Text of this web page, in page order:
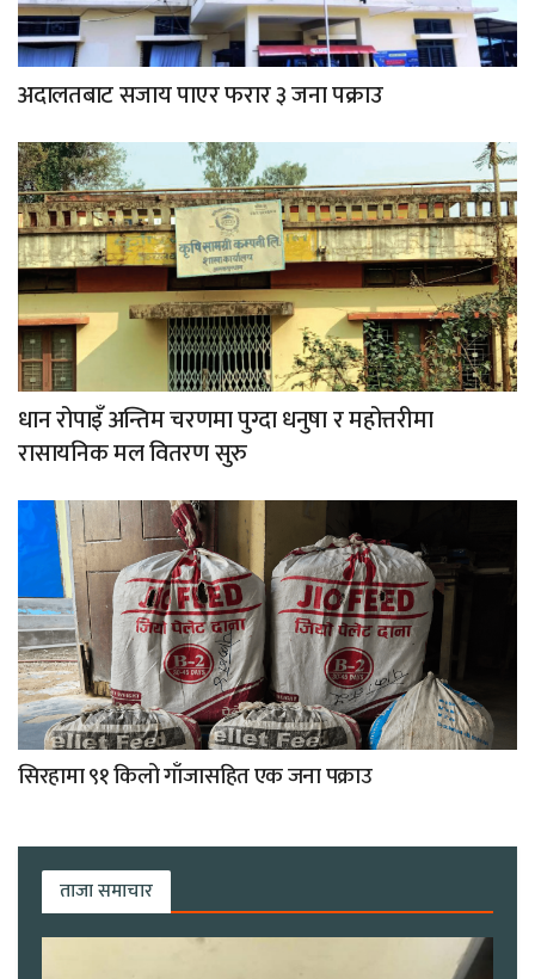
अदालतबाट सजाय पाएर फरार ३ जना पक्राउ
धान रोपाइँ अन्तिम चरणमा पुग्दा धनुषा र महोत्तरीमा
रासायनिक मल वितरण सुरु
सिरहामा ९१ किलो गाँजासहित एक जना पक्राउ
ताजा समाचार